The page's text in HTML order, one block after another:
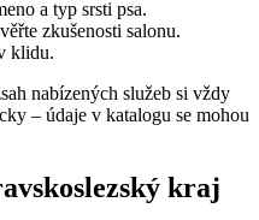
a typ srsti psa.
zkušenosti salonu.
klidu.
nabízených služeb si vždy
– údaje v katalogu se mohou
kraj